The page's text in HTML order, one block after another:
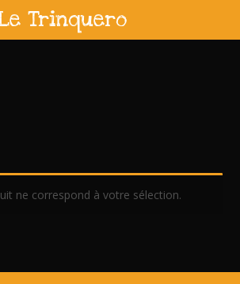
ne correspond à votre sélection.
Trinquero